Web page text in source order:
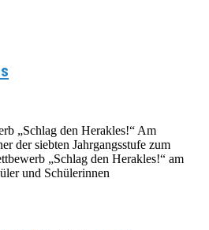
„Schlag den Herakles!“ Am
der siebten Jahrgangsstufe zum
„Schlag den Herakles!“ am
und Schülerinnen